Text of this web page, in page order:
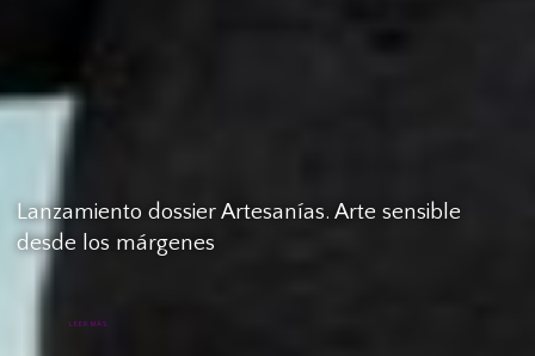
Lanzamiento dossier Artesanías. Arte sensible
desde los márgenes
LEER MÁS